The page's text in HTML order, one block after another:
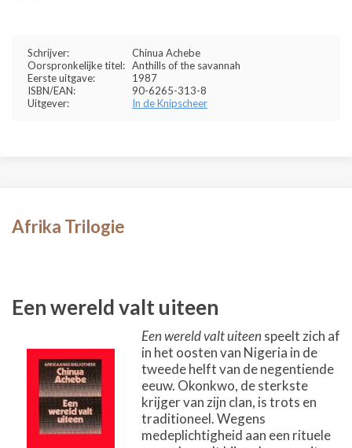
Schrijver:
Chinua Achebe
Oorspronkelijke titel: Anthills of the savannah
Eerste uitgave:
1987
ISBN/EAN:
90-6265-313-8
Uitgever:
In de Knipscheer
Afrika Trilogie
Een wereld valt uiteen
Een wereld valt uiteen speelt zich af
in het oosten van Nigeria in de
tweede helft van de negentiende
eeuw. Okonkwo, de sterkste
krijger van zijn clan, is trots en
traditioneel. Wegens
medeplichtigheid aan een rituele